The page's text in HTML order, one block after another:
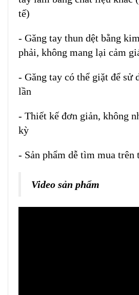
tế)
- Găng tay thun dệt bằng
phải, không mang lại cảm
- Găng tay có thể giặt để sử
lần
- Thiết kế đơn giản, không
kỳ
- Sản phẩm dễ tìm mua
Video sản phẩm